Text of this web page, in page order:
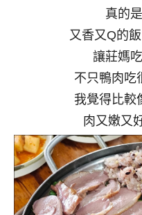
真的
又香又Q的
讓莊媽
不只鴨肉吃
我覺得比較
肉又嫩又